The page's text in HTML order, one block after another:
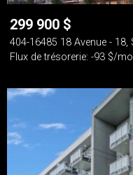
299 900 $
404-16485 18 Avenue - 18,
Flux de trésorerie: -93 $/